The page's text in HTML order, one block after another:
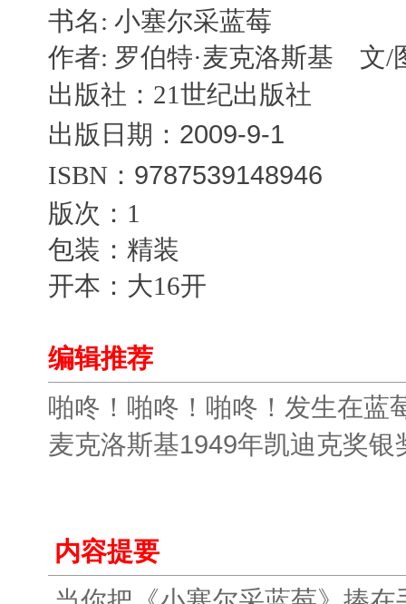
书名: 小塞尔采蓝莓
作者: 罗伯特·麦克洛斯基 文
出版社： 21世纪出版社
出版日期： 2009-9-1
ISBN： 9787539148946
版次：1
包装：精装
开本：大16开
编辑推荐
啪咚！啪咚！啪咚！发生在蓝
麦克洛斯基1949年凯迪克奖银
内容提要